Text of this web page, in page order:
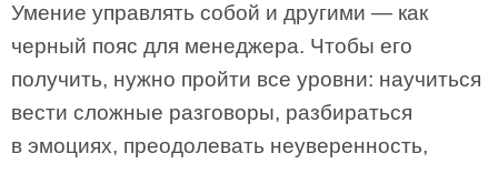
Умение управлять собой и другими — как
черный пояс для менеджера. Чтобы его
получить, нужно пройти все уровни: научиться
вести сложные разговоры, разбираться
в эмоциях, преодолевать неуверенность,